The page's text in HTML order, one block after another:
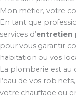
Mon métier, votre
En tant que
services d’entretien
pour vous garantir
habitation ou vos
La plomberie est
l’eau de vos
votre chauffage ou